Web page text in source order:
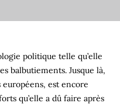
politique telle qu’elle
balbutiements. Jusque là,
européens, est encore
qu’elle a dû faire après